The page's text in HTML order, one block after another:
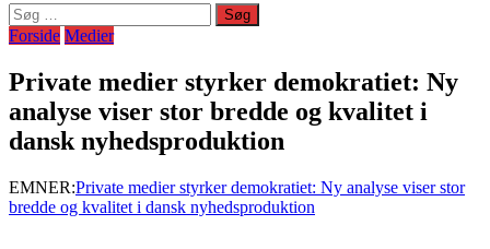
Søg
efter:
Forside Medier
Private medier styrker demokratiet: Ny
analyse viser stor bredde og kvalitet i
dansk nyhedsproduktion
EMNER:Private medier styrker demokratiet: Ny analyse viser stor
bredde og kvalitet i dansk nyhedsproduktion